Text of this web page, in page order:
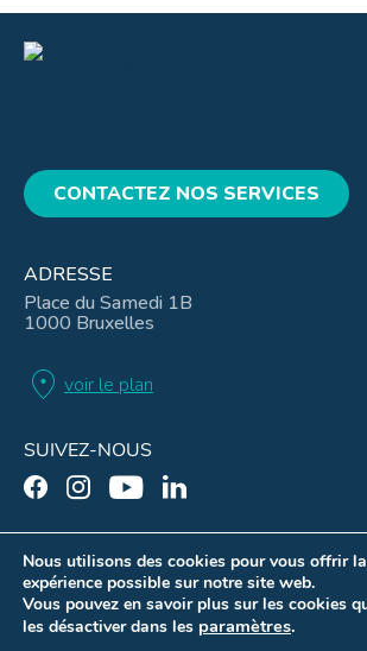
CONTACTEZ NOS SERVICES
ADRESSE
Place du Samedi 1B
1000 Bruxelles
location_on voir le plan
SUIVEZ-NOUS
Mentions légales
Conditions d’utilisation
Nous utilisons des cookies pour vous offrir
expérience possible sur notre site web.
Vous pouvez en savoir plus sur les cookies
les désactiver dans les paramètres.